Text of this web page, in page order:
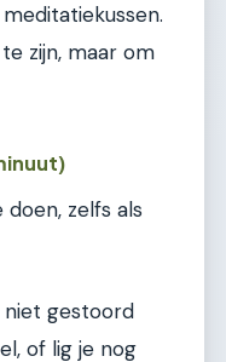
zijn, maar om
zelfs als
niet gestoord
of lig je nog